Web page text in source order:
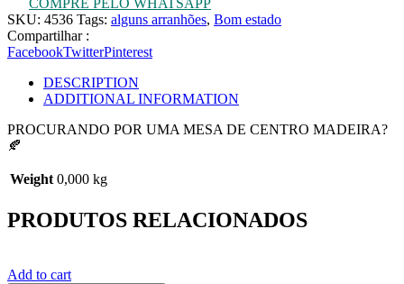
COMPRE PELO WHATSAPP
SKU: 4536 Tags: alguns arranhões, Bom estado
Compartilhar :
FacebookTwitterPinterest
DESCRIPTION
ADDITIONAL INFORMATION
PROCURANDO POR UMA MESA DE CENTRO MADEIRA?
🍂
Weight 0,000 kg
PRODUTOS RELACIONADOS
Add to cart